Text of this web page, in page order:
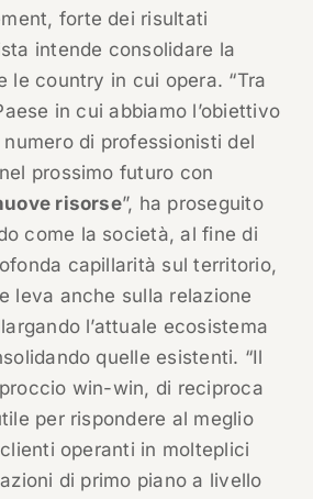
forte dei risultati
intende consolidare la
le country in cui opera. “Tra
in cui abbiamo l’obiettivo
di professionisti del
prossimo futuro con
risorse”, ha proseguito
come la società, al fine di
capillarità sul territorio,
leva anche sulla relazione
l’attuale ecosistema
quelle esistenti. “Il
win-win, di reciproca
per rispondere al meglio
operanti in molteplici
di primo piano a livello